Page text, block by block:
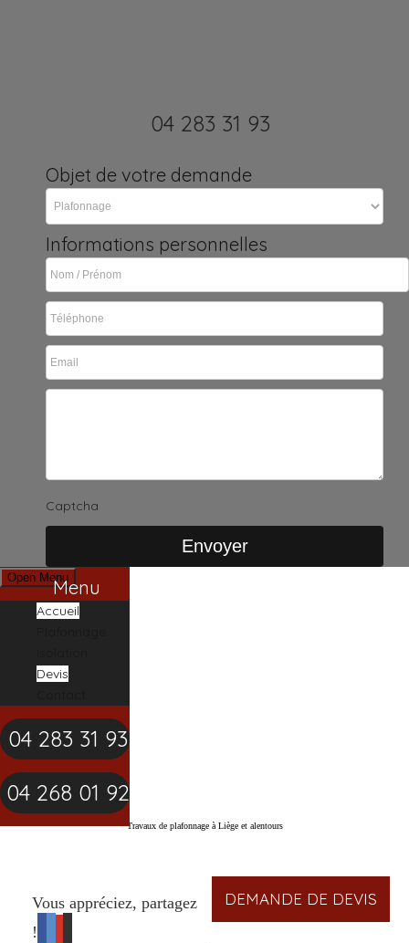
04 283 31 93
Objet de votre demande
Informations personnelles
Captcha
Open MenuMenu
Accueil
Devis
04 283 31 93
04 268 01 92
Travaux de plafonnage à Liège et alentours
DEMANDE DE DEVIS
Vous appréciez, partagez
!